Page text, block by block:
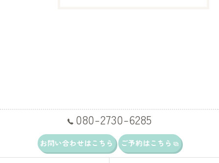
080-2730-6285
お問い合わせはこちら ご予約はこちら